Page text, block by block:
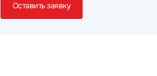
Оставить заявку